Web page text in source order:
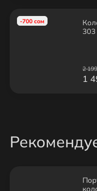
-700 сом
303
2
1